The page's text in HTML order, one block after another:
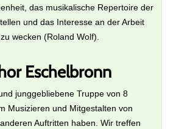
das musikalische Repertoire der
und das Interesse an der Arbeit
wecken (Roland Wolf).
Eschelbronn
junggebliebene Truppe von 8
Musizieren und Mitgestalten von
Auftritten haben. Wir treffen